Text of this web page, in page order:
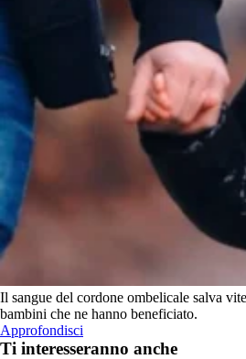
Il sangue del cordone ombelicale salva
bambini che ne hanno beneficiato.
Approfondisci
Ti interesseranno anche